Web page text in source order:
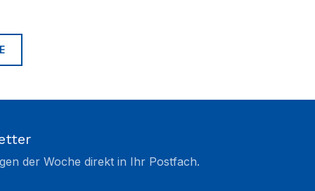
der Woche direkt in Ihr Postfach.